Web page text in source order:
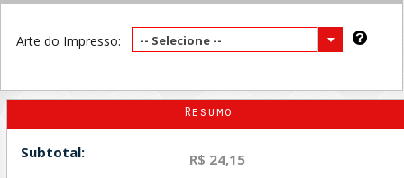
Arte do Impresso: -- Selecione --
Resumo
Subtotal: R$ 24,15